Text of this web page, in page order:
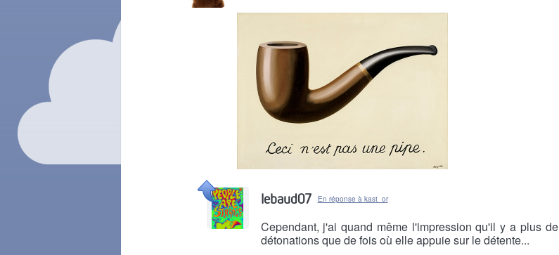
Il y a 2 mois
lebaud07 En réponse à kast_or
Cependant, j'ai quand même l'impression qu'il y a plus de
détonations que de fois où elle appuie sur le détente...